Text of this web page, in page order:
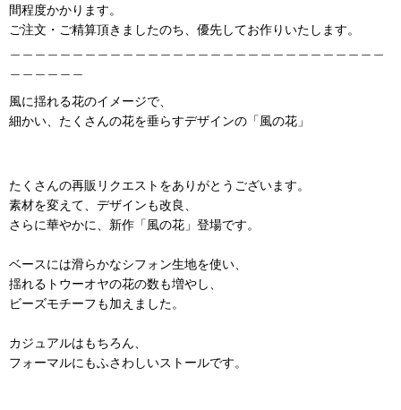
間程度かかります。
ご注文・ご精算頂きましたのち、優先してお作りいたします。
風に揺れる花のイメージで、
細かい、たくさんの花を垂らすデザインの「風の花」
たくさんの再販リクエストをありがとうございます。
素材を変えて、デザインも改良、
さらに華やかに、新作「風の花」登場です。
ベースには滑らかなシフォン生地を使い、
揺れるトウーオヤの花の数も増やし、
ビーズモチーフも加えました。
カジュアルはもちろん、
フォーマルにもふさわしいストールです。